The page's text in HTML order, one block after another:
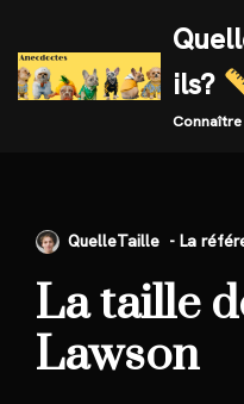
Skip
to
ils?
QuelleTaille
La taille
Lawson